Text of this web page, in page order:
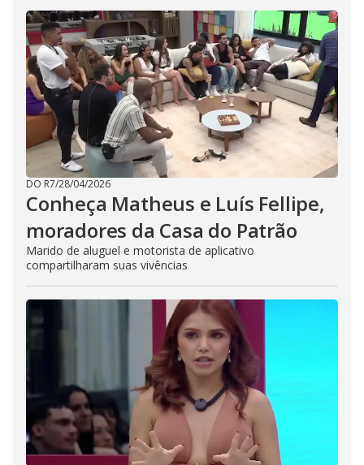
DO R7/28/04/2026
Conheça Matheus e Luís Fellipe,
moradores da Casa do Patrão
Marido de aluguel e motorista de aplicativo
compartilharam suas vivências